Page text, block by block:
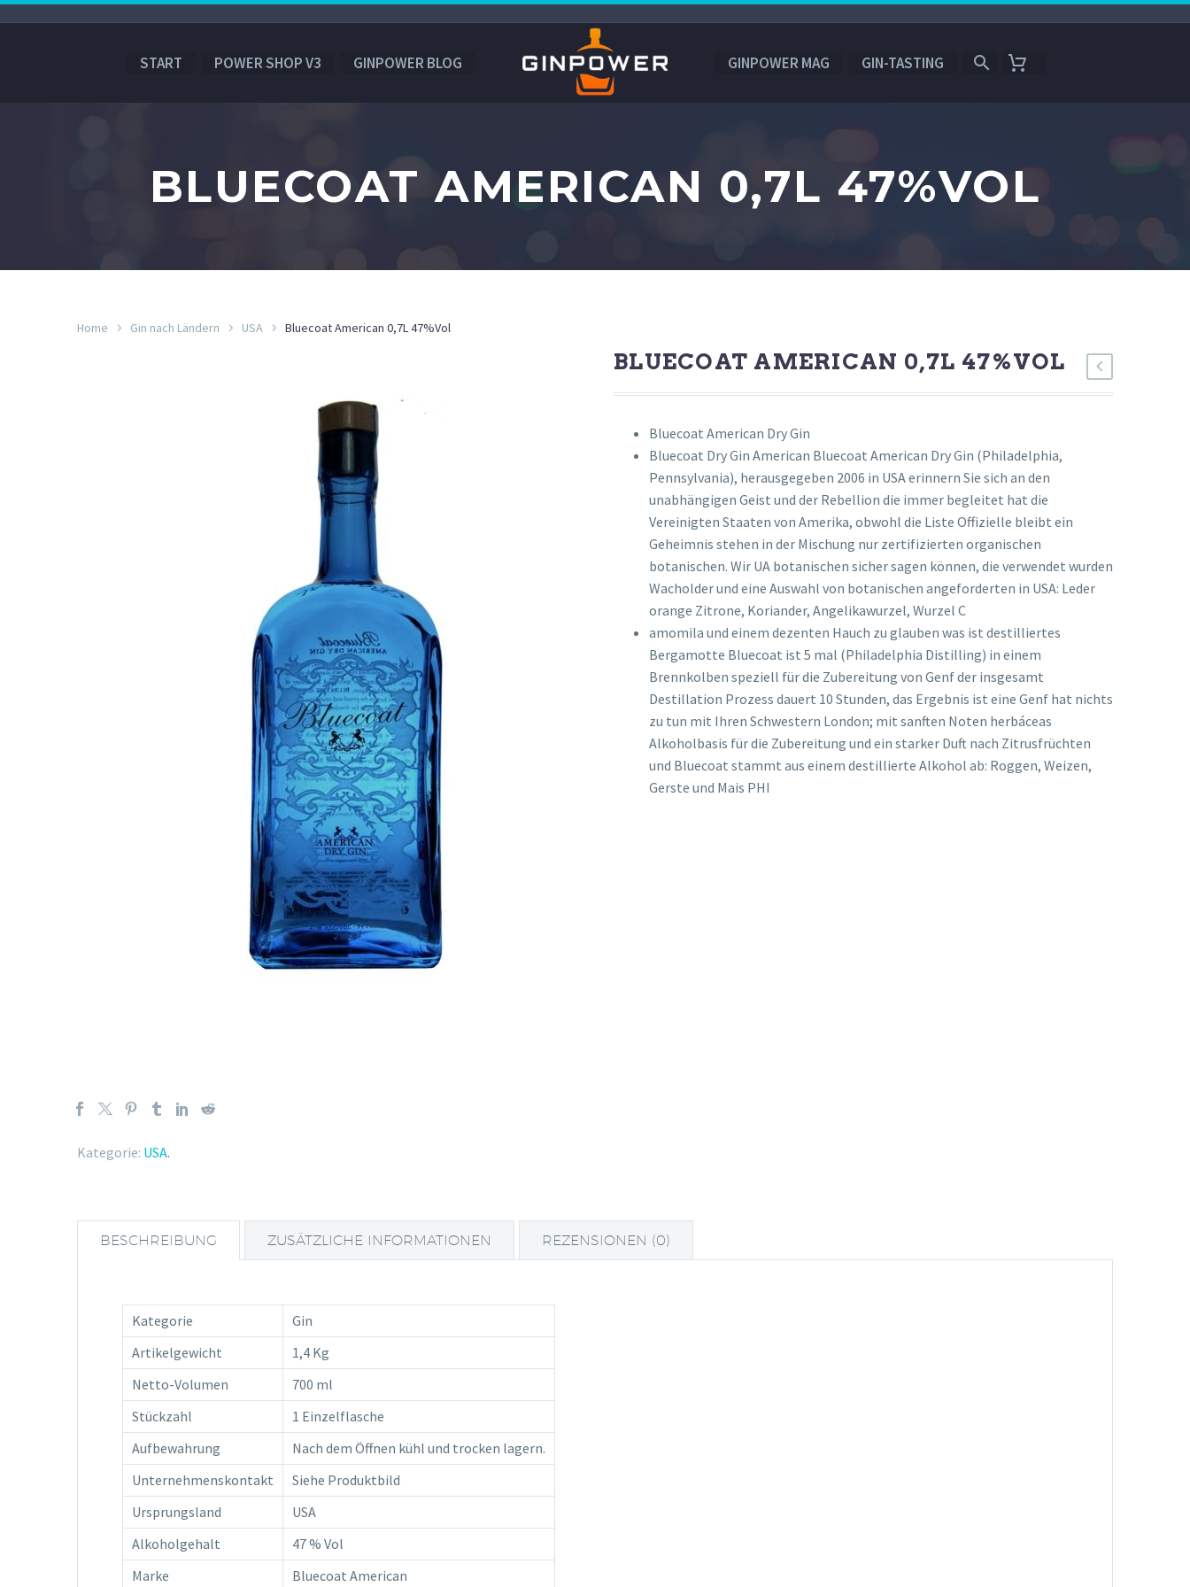
START POWER SHOP V3 GINPOWER BLOG GINPOWER MAG GIN-TASTING
BLUECOAT AMERICAN 0,7L 47%VOL
Home Gin nach Ländern USA Bluecoat American 0,7L 47%Vol
Kategorie: USA.
BLUECOAT AMERICAN 0,7L 47%VOL
Bluecoat American Dry Gin
Bluecoat Dry Gin American Bluecoat American Dry Gin (Philadelphia,
Pennsylvania), herausgegeben 2006 in USA erinnern Sie sich an den
unabhängigen Geist und der Rebellion die immer begleitet hat die
Vereinigten Staaten von Amerika, obwohl die Liste Offizielle bleibt ein
Geheimnis stehen in der Mischung nur zertifizierten organischen
botanischen. Wir UA botanischen sicher sagen können, die verwendet wurden
Wacholder und eine Auswahl von botanischen angeforderten in USA: Leder
orange Zitrone, Koriander, Angelikawurzel, Wurzel C
amomila und einem dezenten Hauch zu glauben was ist destilliertes
Bergamotte Bluecoat ist 5 mal (Philadelphia Distilling) in einem
Brennkolben speziell für die Zubereitung von Genf der insgesamt
Destillation Prozess dauert 10 Stunden, das Ergebnis ist eine Genf hat nichts
zu tun mit Ihren Schwestern London; mit sanften Noten herbáceas
Alkoholbasis für die Zubereitung und ein starker Duft nach Zitrusfrüchten
und Bluecoat stammt aus einem destillierte Alkohol ab: Roggen, Weizen,
Gerste und Mais PHI
BESCHREIBUNG ZUSÄTZLICHE INFORMATIONEN REZENSIONEN (0)
Kategorie
Gin
Artikelgewicht
1,4 Kg
Netto-Volumen
700 ml
Stückzahl
1 Einzelflasche
Aufbewahrung
Nach dem Öffnen kühl und trocken lagern.
Unternehmenskontakt
Siehe Produktbild
Ursprungsland
USA
Alkoholgehalt
47 % Vol
Marke
Bluecoat American